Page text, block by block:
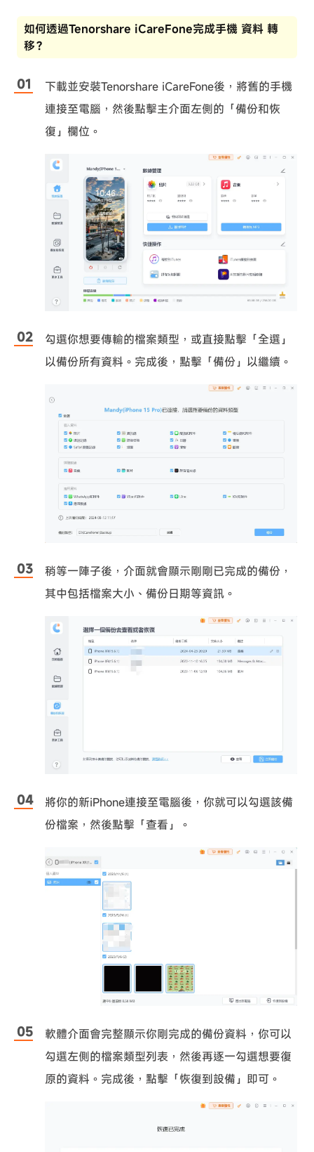
如何透過Tenorshare iCareFone完成手機 資料 轉
移？
下載並安裝Tenorshare iCareFone後，將舊的手機
連接至電腦，然後點擊主介面左側的「備份和恢
復」欄位。
勾選你想要傳輸的檔案類型，或直接點擊「全選」
以備份所有資料。完成後，點擊「備份」以繼續。
稍等一陣子後，介面就會顯示剛剛已完成的備份，
其中包括檔案大小、備份日期等資訊。
將你的新iPhone連接至電腦後，你就可以勾選該備
份檔案，然後點擊「查看」。
軟體介面會完整顯示你剛完成的備份資料，你可以
勾選左側的檔案類型列表，然後再逐一勾選想要復
原的資料。完成後，點擊「恢復到設備」即可。